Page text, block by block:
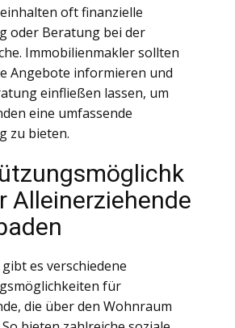
oft finanzielle
oder Beratung bei der
Immobilienmakler sollten
Angebote informieren und
einfließen lassen, um
eine umfassende
zu bieten.
Alleinerziehende
es verschiedene
für
die über den Wohnraum